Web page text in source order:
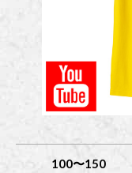
100〜150